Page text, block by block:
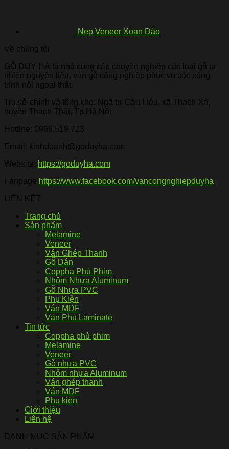
Nẹp Veneer Xoan Đào
Về chúng tôi
GỖ DUY HÀ là nhà cung cấp chuyên nghiệp các loại gỗ tự
nhiên nguyên liệu, ván gỗ công nghiệp phục vụ các công
trình nội ngoại thất.
Trụ sở chính và tổng kho: Ngã tư Cầu Liêu, xã Thạch Xá,
huyện Thạch Thất, Tp.Hà Nội
Hotline: 0966.519.723
Email: kinhdoanh@goduyha.com
Website: https://goduyha.com
Fanpage:https://www.facebook.com/vancongnghiepduyha
LIÊN KẾT
Trang chủ
Sản phẩm
Melamine
Veneer
Ván Ghép Thanh
Gỗ Dán
Coppha Phủ Phim
Nhôm Nhựa Aluminum
Gỗ Nhựa PVC
Phụ Kiện
Ván MDF
Ván Phủ Laminate
Tin tức
Coppha phủ phim
Melamine
Veneer
Gỗ nhựa PVC
Nhôm nhựa Aluminum
Ván ghép thanh
Ván MDF
Phụ kiện
Giới thiệu
Liên hệ
DANH MỤC SẢN PHẨM